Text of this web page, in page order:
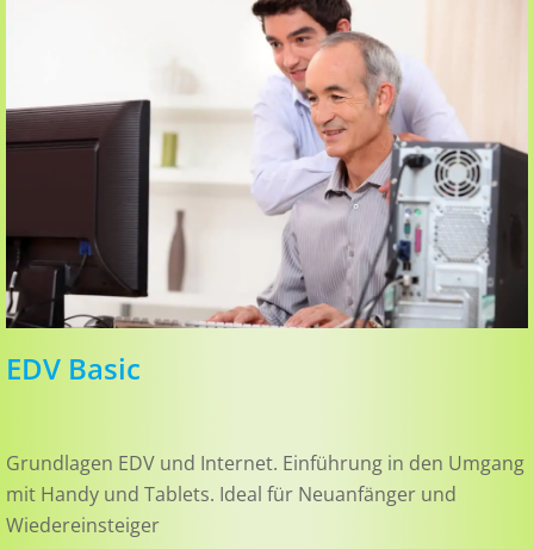
EDV Basic
Grundlagen EDV und Internet. Einführung in den Umgang
mit Handy und Tablets. Ideal für Neuanfänger und
Wiedereinsteiger